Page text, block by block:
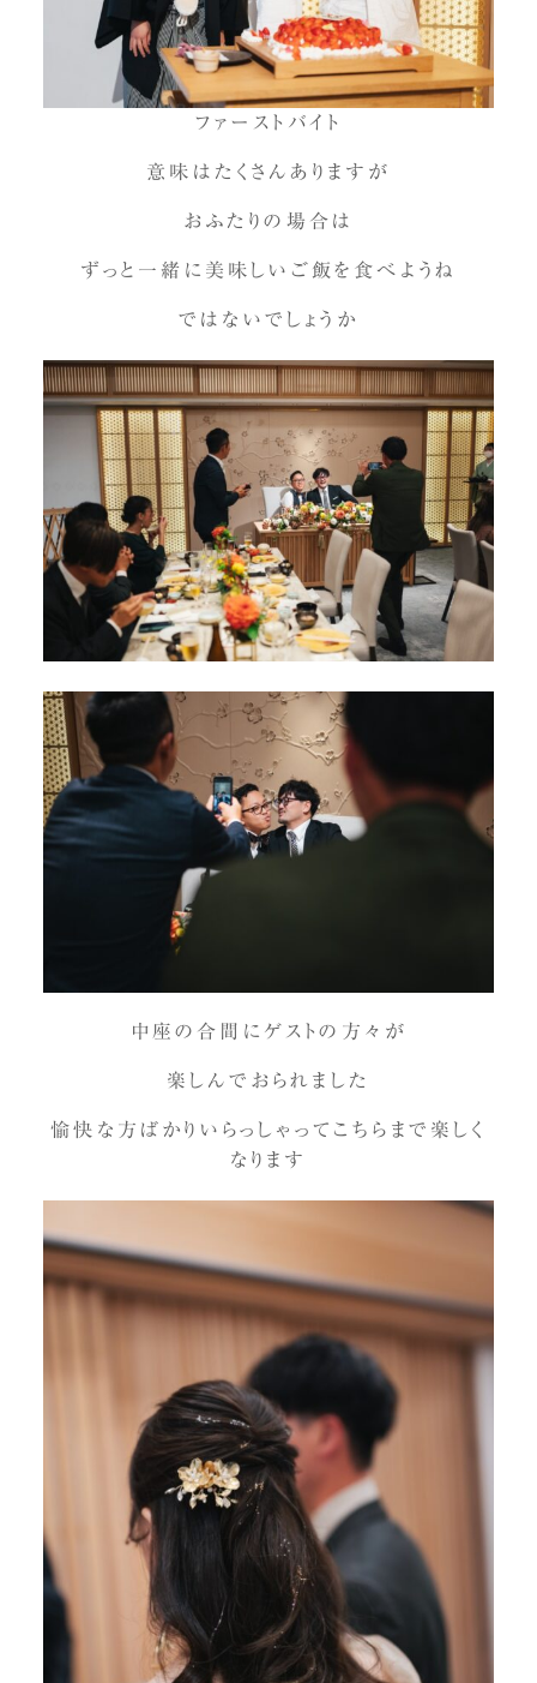
ファーストバイト
意味はたくさんありますが
おふたりの場合は
ずっと一緒に美味しいご飯を食べようね
ではないでしょうか
中座の合間にゲストの方々が
楽しんでおられました
愉快な方ばかりいらっしゃってこちらまで楽しく
なります